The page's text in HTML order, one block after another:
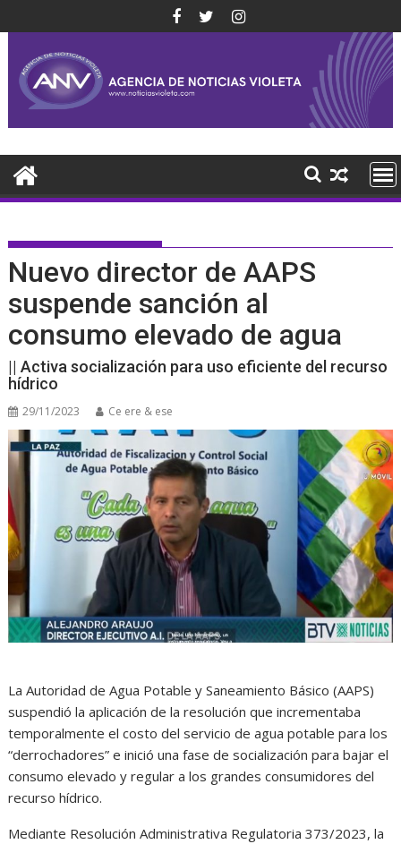
al
contenido
Nuevo director de AAPS
suspende sanción al
consumo elevado de agua
|| Activa socialización para uso eficiente del recurso
hídrico
29/11/2023 Ce ere & ese
La Autoridad de Agua Potable y Saneamiento Básico (AAPS)
suspendió la aplicación de la resolución que incrementaba
temporalmente el costo del servicio de agua potable para los
“derrochadores” e inició una fase de socialización para bajar el
consumo elevado y regular a los grandes consumidores del
recurso hídrico.
Mediante Resolución Administrativa Regulatoria 373/2023, la